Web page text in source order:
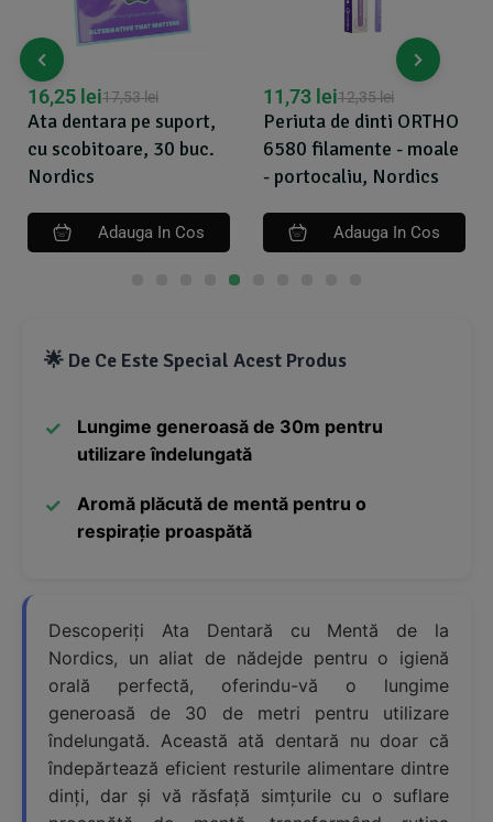
Ata dentara pe suport,
cu scobitoare, 30 buc.
Nordics
17,53lei
16,25 lei
Adauga In Cos
Periuta de dinti ORTHO
6580 filamente - moale
- portocaliu, Nordics
12,35lei
11,73 lei
Adauga In Cos
🌟 De Ce Este Special Acest Produs
Lungime generoasă de 30m pentru
utilizare îndelungată
Aromă plăcută de mentă pentru o
respirație proaspătă
Descoperiți Ata Dentară cu Mentă de la
Nordics, un aliat de nădejde pentru o igienă
orală perfectă, oferindu-vă o lungime
generoasă de 30 de metri pentru utilizare
îndelungată. Această ată dentară nu doar că
îndepărtează eficient resturile alimentare dintre
dinți, dar și vă răsfață simțurile cu o suflare